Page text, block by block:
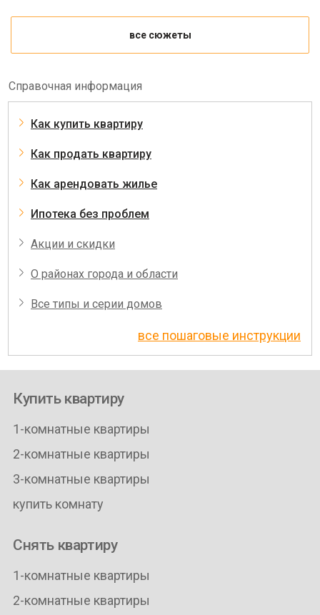
все сюжеты
Справочная информация
Как купить квартиру
Как продать квартиру
Как арендовать жилье
Ипотека без проблем
Акции и скидки
О районах города и области
Все типы и серии домов
все пошаговые инструкции
Купить квартиру
1-комнатные квартиры
2-комнатные квартиры
3-комнатные квартиры
купить комнату
Снять квартиру
1-комнатные квартиры
2-комнатные квартиры